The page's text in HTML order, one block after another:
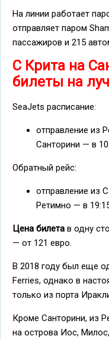
На линии работает
отправляет паром
пассажиров и 215
С Крита на
билеты на
SeaJets расписание:
отправление из
Санторини — в
Обратный рейс:
отправление из
Ретимно — в
Цена билета в одну
— от 121 евро.
В 2018 году был еще
Ferries, однако в
только из порта
Кроме Санторини, из
на острова Иос,